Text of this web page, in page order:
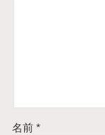
名前*